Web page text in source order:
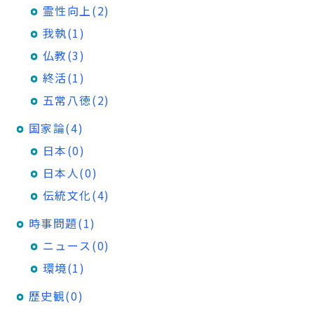
霊性向上(2)
我執(1)
仏教(3)
終活(1)
五常八徳(2)
国家論(4)
日本(0)
日本人(0)
伝統文化(4)
時事問題(1)
ニュース(0)
環境(1)
歴史観(0)